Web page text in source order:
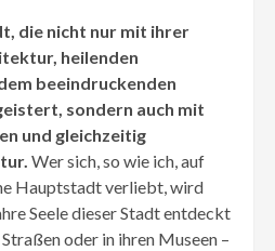
die nicht nur mit ihrer
heilenden
beeindruckenden
sondern auch mit
und gleichzeitig
Wer sich, so wie ich, auf
Hauptstadt verliebt, wird
Seele dieser Stadt entdeckt
oder in ihren Museen –